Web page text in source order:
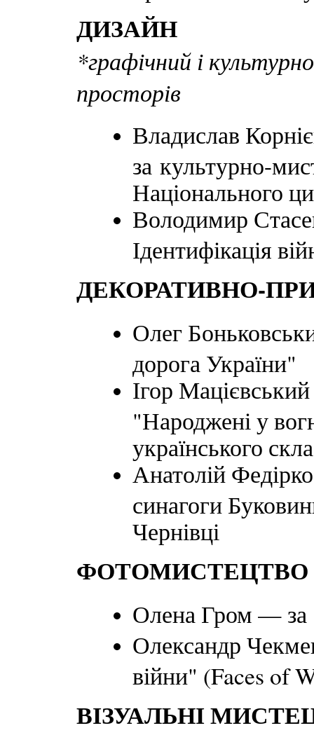
ДИЗАЙН
*графічний і
просторів
Владислав
за культурно-
Національного
Володимир
Ідентифікація
ДЕКОРАТИВНО-
Олег
дорога України"
Ігор
"Народжені у
українського
Анатолій
синагоги
Чернівці
ФОТОМИСТЕЦТВО
Олена Гром — за
Олександр
війни" (Faces of
ВІЗУАЛЬНІ